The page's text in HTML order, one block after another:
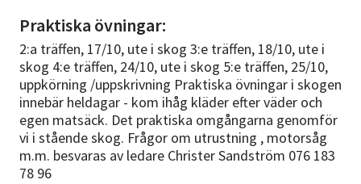
Praktiska övningar:
2:a träffen, 17/10, ute i skog 3:e träffen, 18/10, ute i
skog 4:e träffen, 24/10, ute i skog 5:e träffen, 25/10,
uppkörning /uppskrivning Praktiska övningar i skogen
innebär heldagar - kom ihåg kläder efter väder och
egen matsäck. Det praktiska omgångarna genomför
vi i stående skog. Frågor om utrustning , motorsåg
m.m. besvaras av ledare Christer Sandström 076 183
78 96